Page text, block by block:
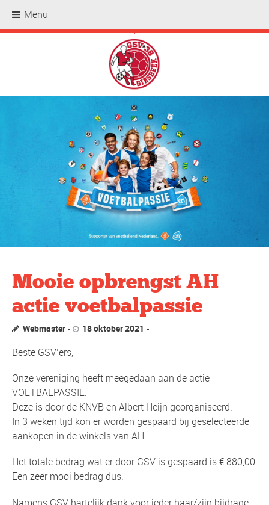
.
Mooie opbrengst AH
actie voetbalpassie
Webmaster 18 oktober 2021
Beste GSV’ers,
Onze vereniging heeft meegedaan aan de actie
VOETBALPASSIE.
Deze is door de KNVB en Albert Heijn georganiseerd.
In 3 weken tijd kon er worden gespaard bij geselecteerde
aankopen in de winkels van AH.
Het totale bedrag wat er door GSV is gespaard is € 880,00
Een zeer mooi bedrag dus.
Menu